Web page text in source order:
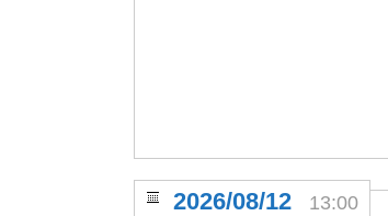
2026/08/12 13:00